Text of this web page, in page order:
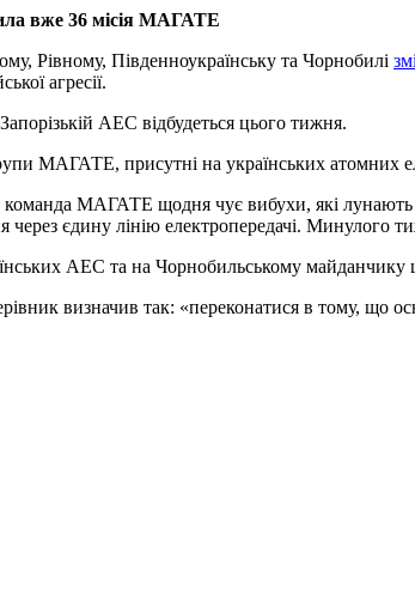
вже 36 місія МАГАТЕ
Рівному, Південноукраїнську та Чорнобилі
агресії.
АЕС відбудеться цього тижня.
МАГАТЕ, присутні на українських атомних
МАГАТЕ щодня чує вибухи, які лунають
через єдину лінію електропередачі. Минулого
АЕС та на Чорнобильському майданчику
визначив так: «переконатися в тому,